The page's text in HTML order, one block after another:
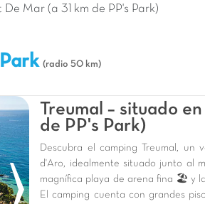
Mar (a 31 km de PP's Park)
(radio 50 km)
Treumal – situado
de PP's Park)
Descubra el camping Treumal, un
d'Aro, idealmente situado junto al
magnífica playa de arena fina 🏖️ y
El camping cuenta con grandes